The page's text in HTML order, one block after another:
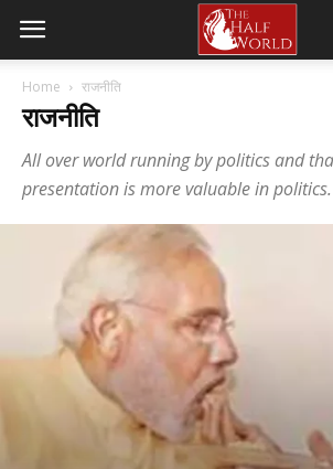
Home राजनीति
राजनीति
All over world running by politics and
presentation is more valuable in politics.